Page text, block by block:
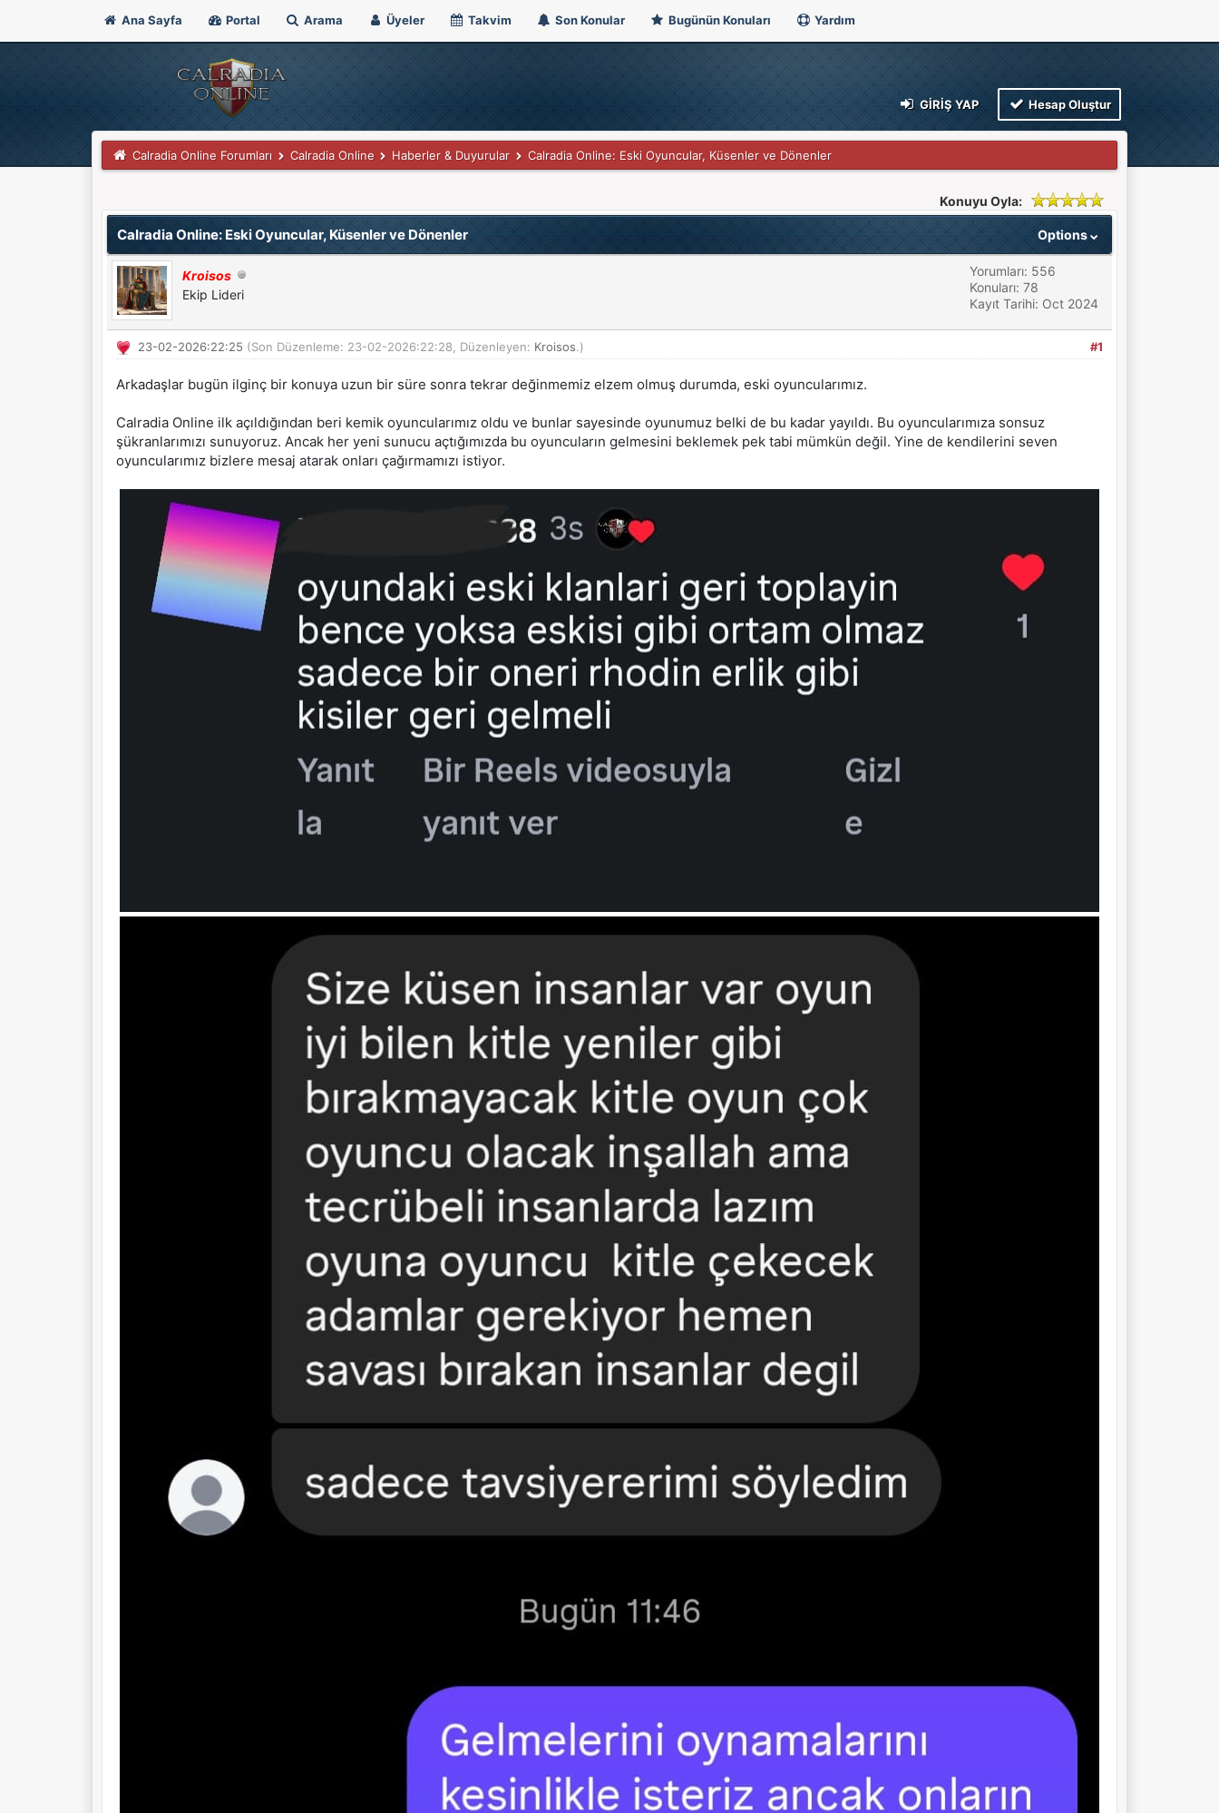
Ana Sayfa Portal Arama Üyeler Takvim Son Konular Bugünün Konuları Yardım
GIRIŞ YAP Hesap Oluştur
Calradia Online Forumları Calradia Online Haberler & Duyurular Calradia Online: Eski Oyuncular, Küsenler ve Dönenler
Konuyu Oyla:
Options
Calradia Online: Eski Oyuncular, Küsenler ve Dönenler
Kroisos
Ekip Lideri
Yorumları: 556
Konuları: 78
Kayıt Tarihi: Oct 2024
#1
23-02-2026:22:25 (Son Düzenleme: 23-02-2026:22:28, Düzenleyen: Kroisos.)
Arkadaşlar bugün ilginç bir konuya uzun bir süre sonra tekrar değinmemiz elzem olmuş durumda, eski oyuncularımız.
Calradia Online ilk açıldığından beri kemik oyuncularımız oldu ve bunlar sayesinde oyunumuz belki de bu kadar yayıldı. Bu oyuncularımıza sonsuz
şükranlarımızı sunuyoruz. Ancak her yeni sunucu açtığımızda bu oyuncuların gelmesini beklemek pek tabi mümkün değil. Yine de kendilerini seven
oyuncularımız bizlere mesaj atarak onları çağırmamızı istiyor.